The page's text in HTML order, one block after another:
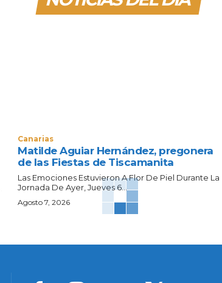
Canarias
Matilde Aguiar Hernández, pregonera
de las Fiestas de Tiscamanita
Las Emociones Estuvieron A Flor De Piel Durante La
Jornada De Ayer, Jueves 6...
Agosto 7, 2026